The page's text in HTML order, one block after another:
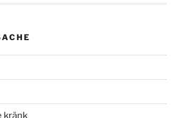
kränk